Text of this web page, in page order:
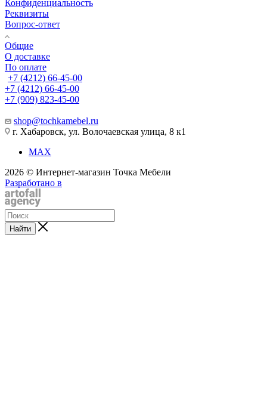
Конфиденциальность
Реквизиты
Вопрос-ответ
Общие
О доставке
По оплате
+7 (4212) 66-45-00
+7 (4212) 66-45-00
+7 (909) 823-45-00
shop@tochkamebel.ru
г. Хабаровск, ул. Волочаевская улица, 8 к1
MAX
2026 © Интернет-магазин Точка Мебели
Разработано в
Найти